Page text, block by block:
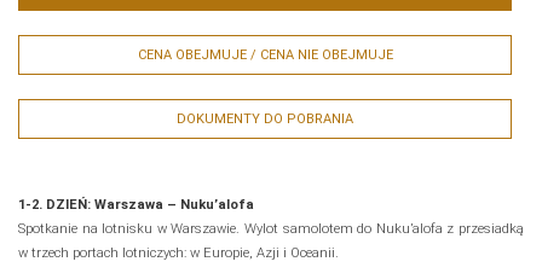
CENA OBEJMUJE / CENA NIE OBEJMUJE
DOKUMENTY DO POBRANIA
1-2. DZIEŃ: Warszawa – Nuku’alofa
Spotkanie na lotnisku w Warszawie. Wylot samolotem do Nuku’alofa z przesiadką
w trzech portach lotniczych: w Europie, Azji i Oceanii.